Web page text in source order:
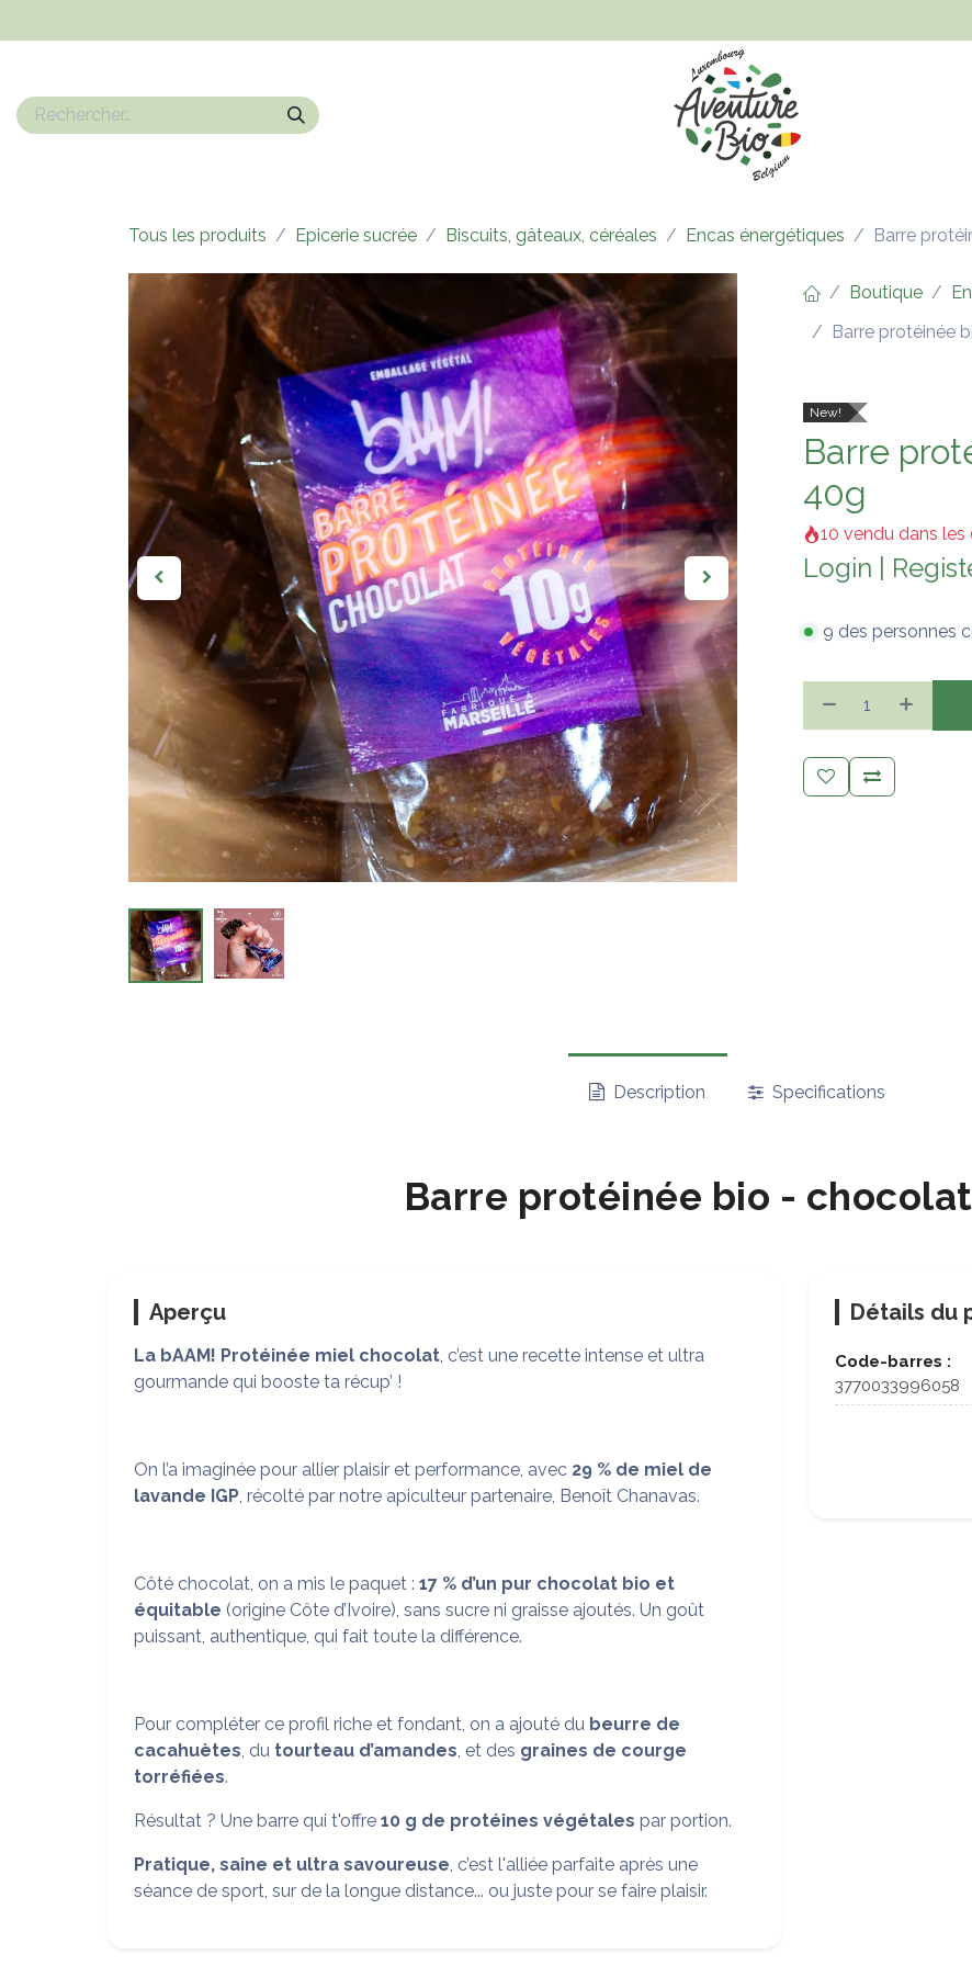
Tous les produits Epicerie sucrée Biscuits, gâteaux, céréales Encas énergétiques Barre
Boutique
Barre protéinée
New!
Barre
40g
10 vendu dans les
Login
9 des personnes
Description Specifications
Barre protéinée bio -
Aperçu
La bAAM! Protéinée miel chocolat, c’est une recette intense et ultra
gourmande qui booste ta récup’ !
On l’a imaginée pour allier plaisir et performance, avec 29 % de miel de
lavande IGP, récolté par notre apiculteur partenaire, Benoît Chanavas.
Côté chocolat, on a mis le paquet :17 % d’un pur chocolat bio et
équitable (origine Côte d’Ivoire), sans sucre ni graisse ajoutés. Un goût
puissant, authentique, qui fait toute la différence.
Pour compléter ce profil riche et fondant, on a ajouté du beurre de
cacahuètes, du tourteau d’amandes, et des graines de courge
torréfiées.
Résultat ? Une barre qui t'offre10 g de protéines végétalespar portion.
Pratique, saine et ultra savoureuse, c’est l'alliée parfaite après une
séance de sport, sur de la longue distance... ou juste pour se faire plaisir.
Détails du
Code-barres :
3770033996058